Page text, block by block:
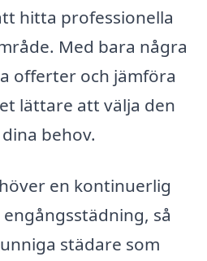
hitta professionella
Med bara några
offerter och jämföra
lättare att välja den
behov.
en kontinuerlig
så
städare som